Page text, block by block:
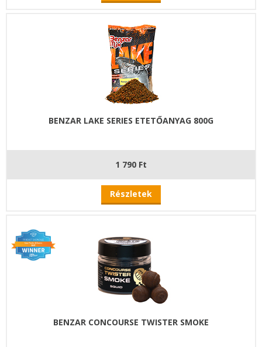
BENZAR LAKE SERIES ETETŐANYAG 800G
1 790 Ft
Részletek
BENZAR CONCOURSE TWISTER SMOKE